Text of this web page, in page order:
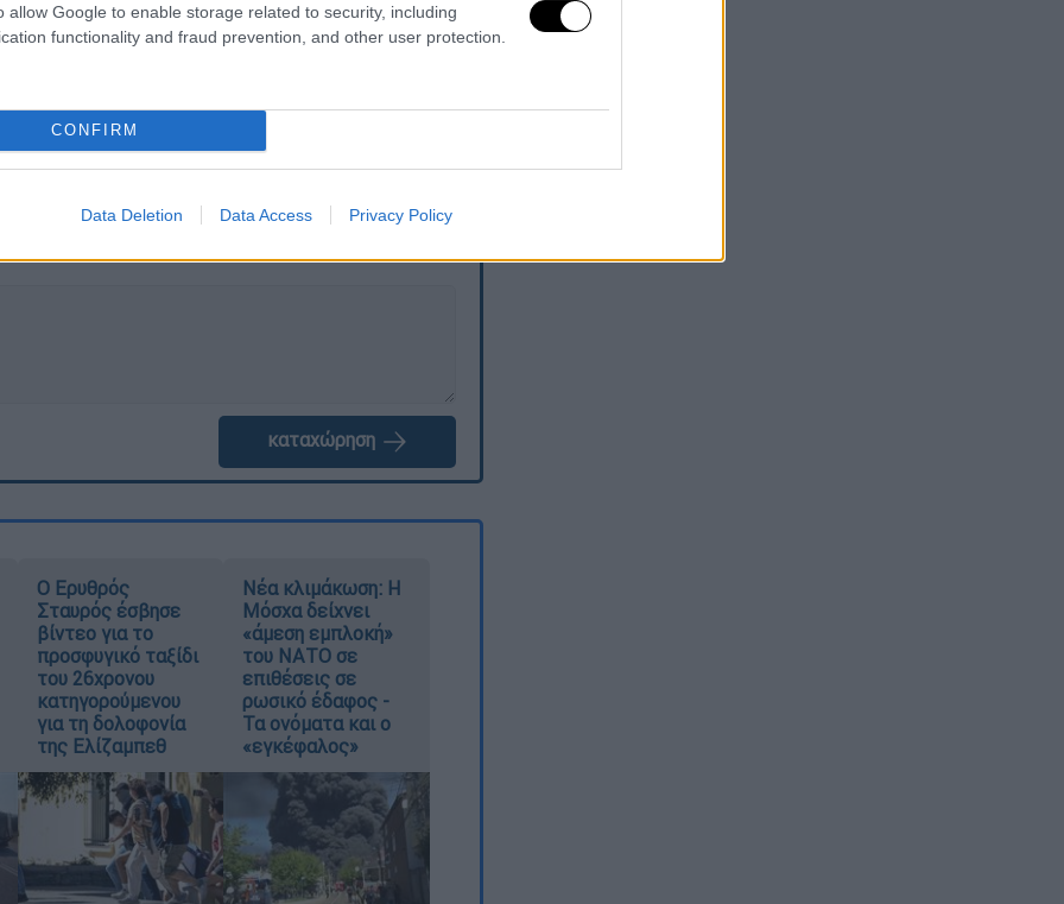
allow Google to enable storage related to security, including
functionality and fraud prevention, and other user protection.
CONFIRM
Data Deletion Data Access Privacy Policy
δυνάμειςαπό την Ισπανία, την Ιταλία
Νοέμβριο αφού μεγάλοι αριθμοί πλαστών
Βαρκελώνη.
ΕΘΝΟΣ θα παρεμβαίνει και τα προσβλητικά σχόλια θα
καταχώρηση
Ο Ερυθρός
Σταυρός έσβησε
βίντεο για το
προσφυγικό ταξίδι
του 26χρονου
κατηγορούμενου
για τη δολοφονία
της Ελίζαμπεθ
Νέα κλιμάκωση: Η
Μόσχα δείχνει
«άμεση εμπλοκή»
του ΝΑΤΟ σε
επιθέσεις σε
ρωσικό έδαφος -
Τα ονόματα και ο
«εγκέφαλος»